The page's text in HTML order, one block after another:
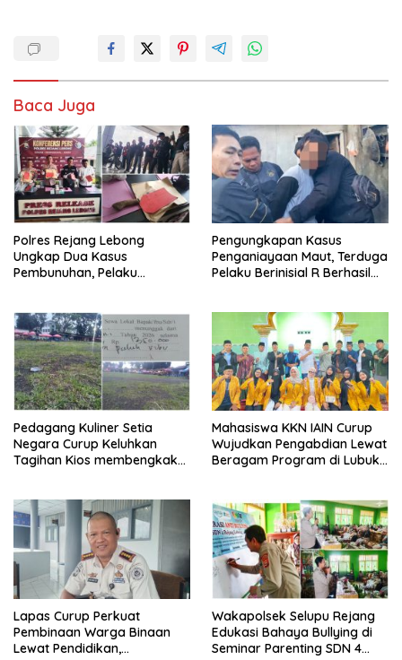
Baca Juga
Polres Rejang Lebong
Ungkap Dua Kasus
Pembunuhan, Pelaku
Pengungkapan Kasus
Penganiayaan Maut, Terduga
Pelaku Berinisial R Berhasil
Pedagang Kuliner Setia
Negara Curup Keluhkan
Tagihan Kios membengkak
Mahasiswa KKN IAIN Curup
Wujudkan Pengabdian Lewat
Beragam Program di Lubuk
Lapas Curup Perkuat
Pembinaan Warga Binaan
Lewat Pendidikan,
Wakapolsek Selupu Rejang
Edukasi Bahaya Bullying di
Seminar Parenting SDN 4